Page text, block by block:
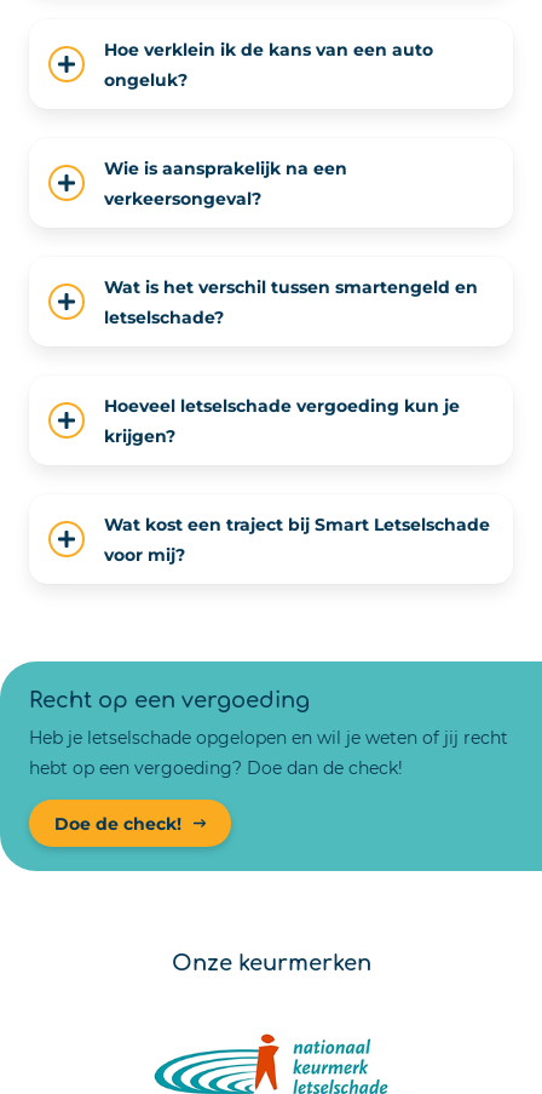
Hoe verklein ik de kans van een auto
ongeluk?
Wie is aansprakelijk na een
verkeersongeval?
Wat is het verschil tussen smartengeld en
letselschade?
Hoeveel letselschade vergoeding kun je
krijgen?
Wat kost een traject bij Smart Letselschade
voor mij?
Recht op een vergoeding
Heb je letselschade opgelopen en wil je weten of jij recht
hebt op een vergoeding? Doe dan de check!
Doe de check!
Onze keurmerken